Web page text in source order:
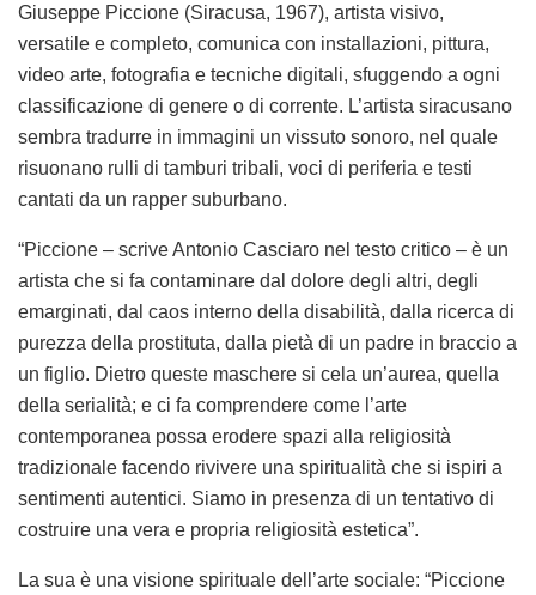
Giuseppe Piccione (Siracusa, 1967), artista visivo,
versatile e completo, comunica con installazioni, pittura,
video arte, fotografia e tecniche digitali, sfuggendo a ogni
classificazione di genere o di corrente. L’artista siracusano
sembra tradurre in immagini un vissuto sonoro, nel quale
risuonano rulli di tamburi tribali, voci di periferia e testi
cantati da un rapper suburbano.
“Piccione – scrive Antonio Casciaro nel testo critico – è un
artista che si fa contaminare dal dolore degli altri, degli
emarginati, dal caos interno della disabilità, dalla ricerca di
purezza della prostituta, dalla pietà di un padre in braccio a
un figlio. Dietro queste maschere si cela un’aurea, quella
della serialità; e ci fa comprendere come l’arte
contemporanea possa erodere spazi alla religiosità
tradizionale facendo rivivere una spiritualità che si ispiri a
sentimenti autentici. Siamo in presenza di un tentativo di
costruire una vera e propria religiosità estetica”.
La sua è una visione spirituale dell’arte sociale: “Piccione